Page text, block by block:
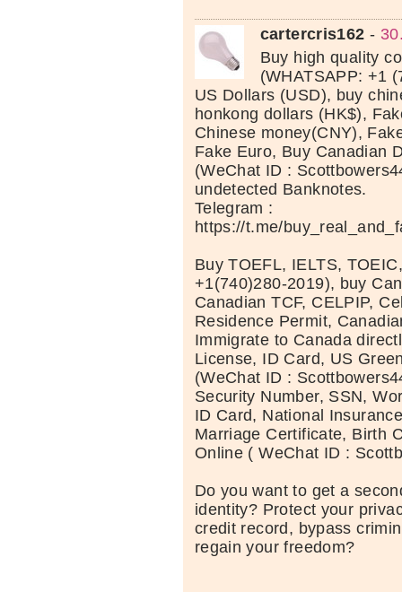
cartercris162 -
Buy high quality
(WHATSAPP: +1
US Dollars (USD), buy
honkong dollars (HK$),
Chinese money(CNY),
Fake Euro, Buy Canadian
(WeChat ID :
undetected Banknotes.
Telegram :
https://t.me/
Buy TOEFL, IELTS,
+1(740)280-2019), buy
Canadian TCF, CELPIP,
Residence Permit,
Immigrate to Canada
License, ID Card, US
(WeChat ID :
Security Number, SSN,
ID Card, National
Marriage Certificate, Birth
Online ( WeChat ID :
Do you want to get a
identity? Protect your
credit record, bypass
regain your freedom?